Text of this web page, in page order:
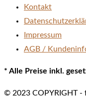
Kontakt
Impressum
AGB /
* Alle Preise inkl.
© 2023 COPYRIGHT -